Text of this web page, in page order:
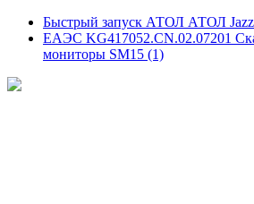
Быстрый запуск АТОЛ АТОЛ Jazz
ЕАЭС KG417052.CN.02.07201
мониторы SM15 (1)